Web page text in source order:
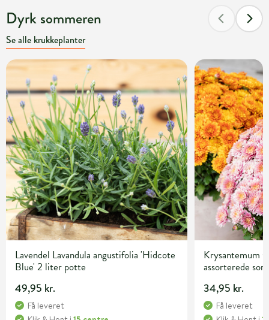
Dyrk sommeren
Se alle krukkeplanter
Lavendel Lavandula angustifolia 'Hidcote
Blue' 2 liter potte
49,95 kr.
Få leveret
Krysantemum
assorterede
34,95 kr.
Få leveret